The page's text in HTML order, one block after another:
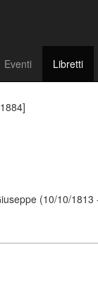
Eventi Libretti
(10/10/